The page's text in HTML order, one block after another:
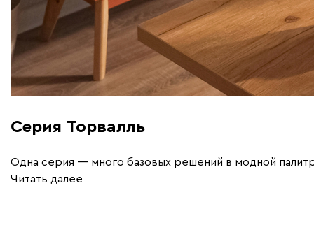
Серия Торвалль
Одна серия — много базовых решений в модной
Читать далее